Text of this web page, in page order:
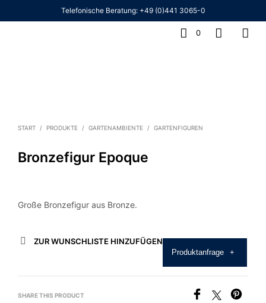
Telefonische Beratung: +49 (0)441 3065-0
0
START / PRODUKTE / GARTENAMBIENTE / GARTENFIGUREN
Bronzefigur Epoque
Große Bronzefigur aus Bronze.
Produktanfrage +
ZUR WUNSCHLISTE HINZUFÜGEN
SHARE THIS PRODUCT